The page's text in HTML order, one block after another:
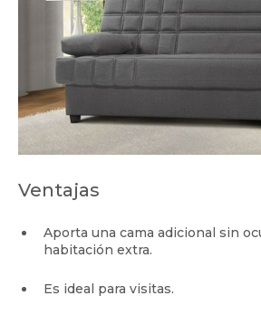
Ventajas
Aporta una cama adicional sin
habitación extra.
Es ideal para visitas.